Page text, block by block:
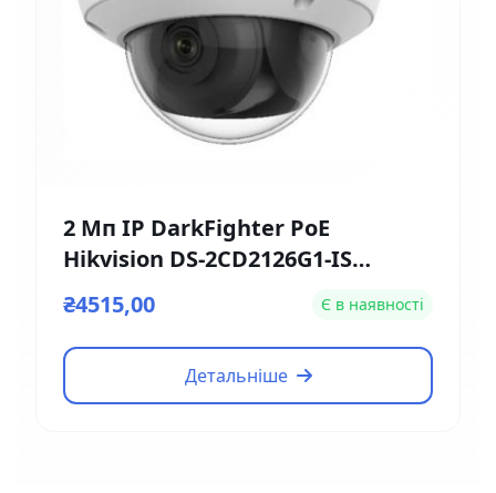
2 Мп IP DarkFighter PoE
Hikvision DS-2CD2126G1-IS
(2.8мм)
₴4515,00 Є в наявності
Детальніше